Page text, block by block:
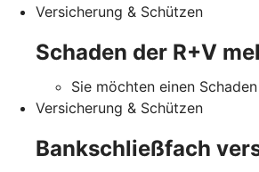
Versicherung & Schützen
Schaden der R+V
Sie möchten einen
Versicherung & Schützen
Bankschließfach